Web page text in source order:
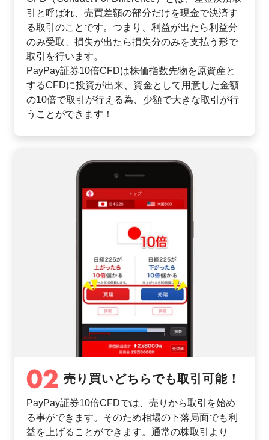
引と呼ばれ、売買差額の部分だけを現金で決済す
る取引のことです。つまり、利益が出たら利益分
のみ受取、損失が出たら損失分のみを支払う形で
取引を行います。
PayPay証券10倍CFDは株価指数先物を原資産と
するCFDに投資が出来、資金として用意した金額
の10倍で取引が行える為、少額で大きな取引が行
うことができます！
売り買いどちらでも取引可能！
PayPay証券10倍CFDでは、売りから取引を始め
る事ができます。そのため相場の下落局面でも利
益を上げることができます。通常の株取引より